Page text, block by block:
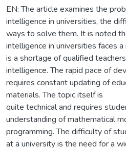
EN: The article examines the
intelligence in universities, the
ways to solve them. It is noted
intelligence in universities faces
is a shortage of qualified
intelligence. The rapid pace of
requires constant updating of
materials. The topic itself is
quite technical and requires
understanding of mathematical
programming. The difficulty of
at a university is the need for a